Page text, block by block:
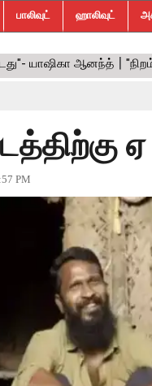
பாலிவுட் ஹாலிவுட்
PM